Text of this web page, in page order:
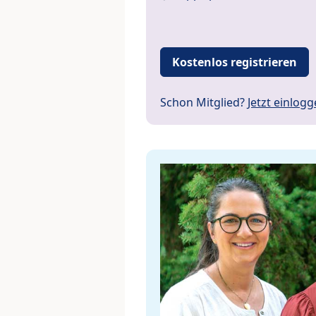
Kostenlos registrieren
Schon Mitglied? Jetzt